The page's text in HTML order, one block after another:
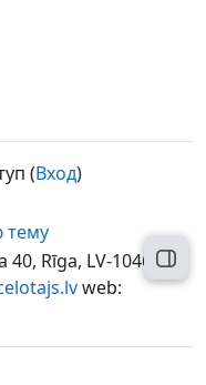
(Вход)
тему
Rīga, LV-1046,
web: